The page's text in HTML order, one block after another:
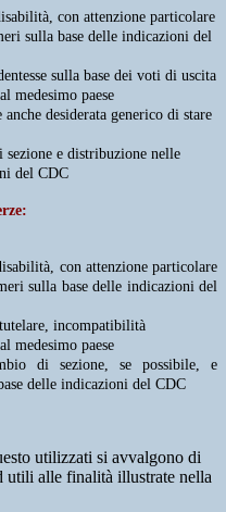
con attenzione particolare
sulla base delle indicazioni del
sulla base dei voti di uscita
medesimo paese
desiderata generico di stare
e distribuzione nelle
del CDC
con attenzione particolare
sulla base delle indicazioni del
incompatibilità
medesimo paese
di sezione, se possibile, e
delle indicazioni del CDC
utilizzati si avvalgono di
utili alle finalità illustrate nella